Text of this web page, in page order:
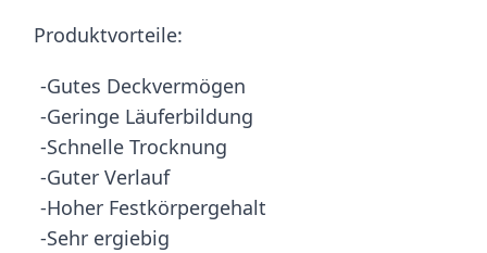
Produktvorteile:
-Gutes Deckvermögen
-Geringe Läuferbildung
-Schnelle Trocknung
-Guter Verlauf
-Hoher Festkörpergehalt
-Sehr ergiebig